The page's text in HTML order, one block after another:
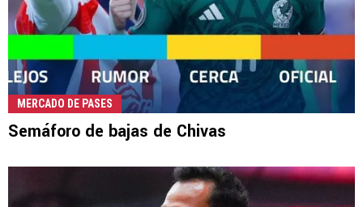
MERCADO DE PASES
Semáforo de bajas de Chivas